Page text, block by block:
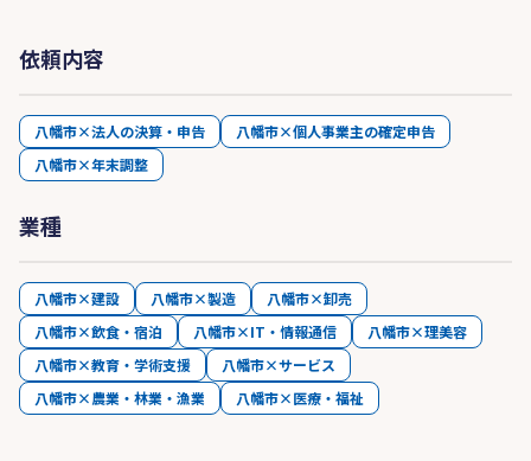
依頼内容
八幡市×法人の決算・申告
八幡市×個人事業主の確定申告
八幡市×年末調整
業種
八幡市×建設 八幡市×製造
八幡市×卸売
八幡市×飲食・宿泊
八幡市×IT・情報通信
八幡市×理美容
八幡市×教育・学術支援
八幡市×サービス
八幡市×農業・林業・漁業
八幡市×医療・福祉